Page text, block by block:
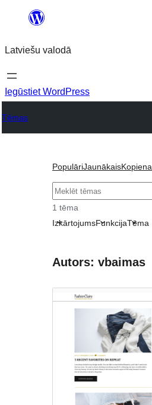
Pāriet
saturu
Latviešu valodā
Iegūstiet WordPress
Tēmas
PopulāriJaunākaisKopiena
Meklēt
1 tēma
IzkārtojumsFunkcijaTēma
Autors: vbaimas